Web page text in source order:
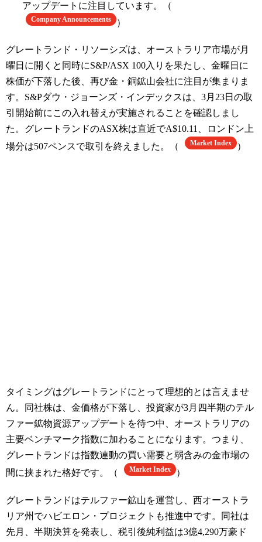
アップデートに注目しています。（
Company Announcements ）
グレートランド・リソーシズは、オーストラリア市場が月
曜日に開くと同時にS&P/ASX 100入りを果たし、金曜日に
株価が下落した後、再び金・銅鉱山会社に注目が集まりま
す。S&Pダウ・ジョーンズ・インデックスは、3月23日の取
引開始前にこの入れ替えが実施されることを確認しまし
た。グレートランドのASX株は直近でA$10.11、ロンドン上
場分は507ペンスで取引を終えました。（
Market Index ）
タイミングはグレートランドにとって理想的とは言えませ
ん。同社株は、金価格が下落し、投資家が3月四半期のテル
ファー鉱物資源アップデートを待つ中、オーストラリアの
主要ベンチマーク指数に加わることになります。つまり、
グレートランドは指数連動の買い需要と弱含みの金市場の
間に挟まれた格好です。（
Market Index ）
グレートランドはテルファー鉱山を運営し、西オーストラ
リア州でハビエロン・プロジェクトも推進中です。同社は
先月、半期決算を発表し、税引後純利益は3億4,290万豪ド